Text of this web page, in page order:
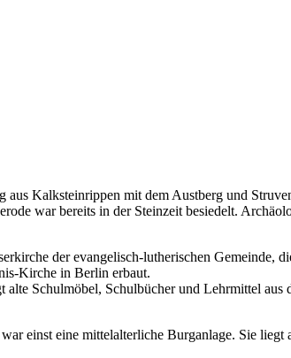
Kalksteinrippen mit dem Austberg und
war bereits in der Steinzeit besiedelt.
der evangelisch-lutherischen Gemeinde,
Kirche in Berlin erbaut.
Schulmöbel, Schulbücher und Lehrmittel
einst eine mittelalterliche Burganlage. Sie liegt